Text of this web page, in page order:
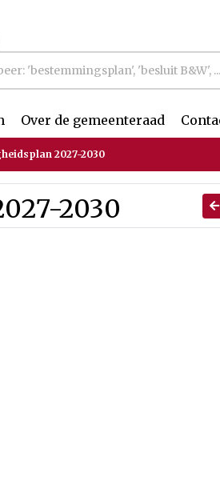
Over de gemeenteraad
2027-2030
2030